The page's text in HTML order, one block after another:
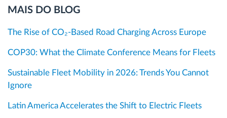
MAIS DO BLOG
The Rise of CO₂-Based Road Charging Across Europe
COP30: What the Climate Conference Means for Fleets
Sustainable Fleet Mobility in 2026: Trends You Cannot
Ignore
Latin America Accelerates the Shift to Electric Fleets